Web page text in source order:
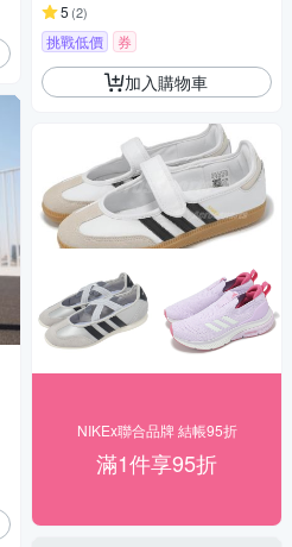
5 (2)
挑戰低價 券
加入購物車
NIKEx聯合品牌 結帳95折
滿1件享95折